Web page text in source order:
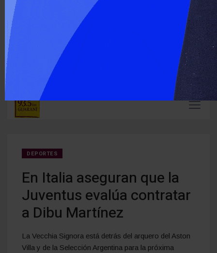
ÚLTIMO MOMENTO :
Detuvieron a 16 personas por la desaparición de Mario
El
los
›
DEPORTES
En Italia aseguran que la
Juventus evalúa contratar
a Dibu Martínez
La Vecchia Signora está detrás del arquero del Aston
Villa y de la Selección Argentina para la próxima